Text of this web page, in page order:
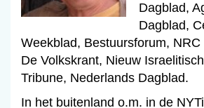
Dagblad,
Dagblad,
Weekblad, Bestuursforum,
De Volkskrant, Nieuw
Tribune, Nederlands Dagblad.
In het buitenland o.m. in de